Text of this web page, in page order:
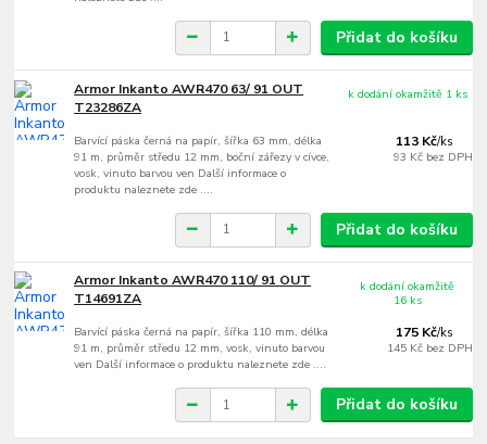
Přidat do košíku
Armor Inkanto AWR470 63/ 91 OUT
T23286ZA
Barvící páska černá na papír, šířka 63 mm, délka
91 m, průměr středu 12 mm, boční zářezy v cívce,
vosk, vinuto barvou ven Další informace o
produktu naleznete zde ....
113 Kč/ks
93 Kč bez DPH
k dodání okamžitě 1 ks
Přidat do košíku
Armor Inkanto AWR470 110/ 91 OUT
T14691ZA
Barvící páska černá na papír, šířka 110 mm, délka
91 m, průměr středu 12 mm, vosk, vinuto barvou
ven Další informace o produktu naleznete zde ....
175 Kč/ks
145 Kč bez DPH
k dodání okamžitě
16 ks
Přidat do košíku